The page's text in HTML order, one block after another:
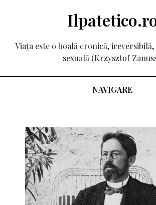
Viața este o boală cronică,
sexuală (Krzysztof
NAVIGARE